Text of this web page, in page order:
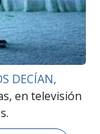
DECÍAN,
en televisión